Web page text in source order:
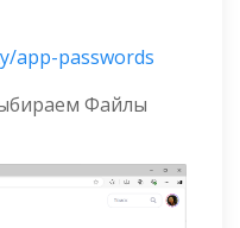
app-passwords
Файлы